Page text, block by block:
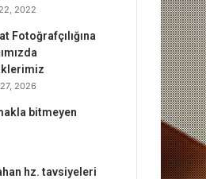
2022
Fotoğrafçılığına
2026
bitmeyen
hz. tavsiyeleri